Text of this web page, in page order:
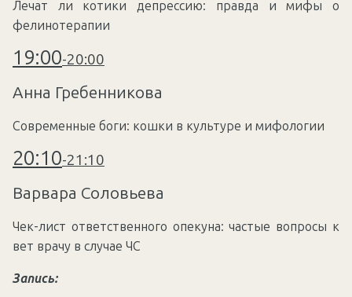
Лечат ли котики депрессию: правда и мифы о
фелинотерапии
19:00-20:00
Анна Гребенникова
Современные боги: кошки в культуре и мифологии
20:10-21:10
Варвара Соловьева
Чек-лист ответственного опекуна: частые вопросы к
вет врачу в случае ЧС
Запись: